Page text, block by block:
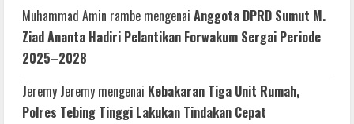
Muhammad Amin rambe mengenai Anggota DPRD Sumut M.
Ziad Ananta Hadiri Pelantikan Forwakum Sergai Periode
2025–2028
Jeremy Jeremy mengenai Kebakaran Tiga Unit Rumah,
Polres Tebing Tinggi Lakukan Tindakan Cepat